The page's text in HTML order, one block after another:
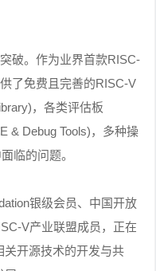
破。作为业界首款RISC-
了免费且完善的RISC-V
，各类评估板
& Debug Tools)，多种操
临的问题。
银级会员、中国开放
V产业联盟成员 ，正在
关开源技术的开发与共